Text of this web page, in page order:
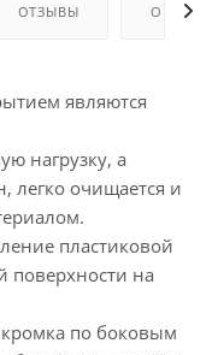
ОТЗЫВЫ ОПЛАТА
являются
нагрузку, а
легко очищается и
пластиковой
поверхности на
по боковым